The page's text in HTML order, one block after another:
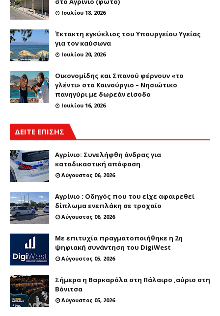
Ιουλίου 18, 2026
Έκτακτη εγκύκλιος του Υπουργείου Υγείας
για τον καύσωνα
Ιουλίου 20, 2026
Οικονομίδης και Σπανού φέρνουν «το
γλέντι» στο Καινούργιο – Νησιώτικο
πανηγύρι με δωρεάν είσοδο
Ιουλίου 16, 2026
ΔΕΙΤΕ ΕΠΙΣΗΣ
Αγρίνιο: Συνελήφθη άνδρας για
καταδικαστική απόφαση
Αύγουστος 06, 2026
Αγρίνιο : Οδηγός που του είχε αφαιρεθεί
δίπλωμα ενεπλάκη σε τροχαίο
Αύγουστος 06, 2026
Με επιτυχία πραγματοποιήθηκε η 2η
ψηφιακή συνάντηση του DigiWest
Αύγουστος 05, 2026
Σήμερα η Βαρκαρόλα στη Πάλαιρο ,αύριο στη
Βόνιτσα
Αύγουστος 05, 2026